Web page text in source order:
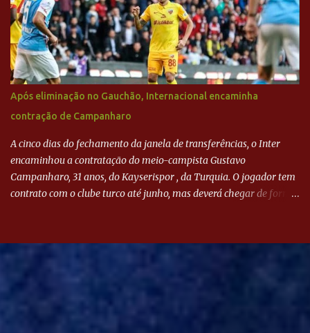
Após eliminação no Gauchão, Internacional encaminha
contração de Campanharo
A cinco dias do fechamento da janela de transferências, o Inter
encaminhou a contratação do meio-campista Gustavo
Campanharo, 31 anos, do Kayserispor , da Turquia. O jogador tem
contrato com o clube turco até junho, mas deverá chegar de forma
Evian, da França, Hellas Verona, da Itália, e Ludogorets, da
Bulgária. O último clube brasileiro foi a Chapecoense, em 2020.
Desde então, está no Kayserispor. Caso a negociação seja
Turquia, Gustavo Campanharo vem atuando como volante, mas